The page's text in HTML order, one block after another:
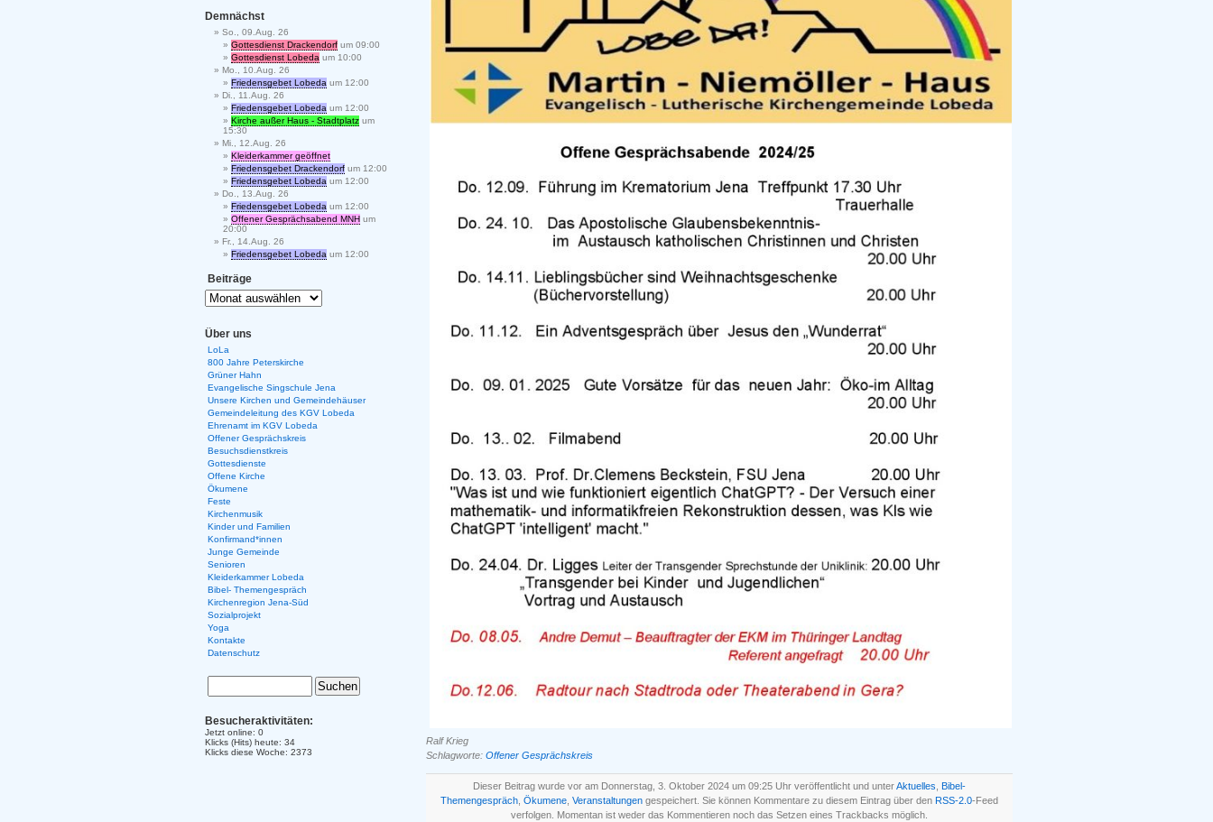
Ralf Krieg
Schlagworte: Offener Gesprächskreis
Dieser Beitrag wurde vor am Donnerstag, 3. Oktober 2024 um 09:25 Uhr veröffentlicht und unterAktuelles Bibel-
Themengespräch Ökumene Veranstaltungen gespeichert. Sie können Kommentare zu diesem Eintrag über den RSS-2.0-Feed
verfolgen. Momentan ist weder das Kommentieren noch das Setzen eines Trackbacks möglich.
Demnächst
So., 09.Aug. 26
Gottesdienst Drackendorf um 09:00
Gottesdienst Lobeda um 10:00
Mo., 10.Aug. 26
Friedensgebet Lobeda um 12:00
Di., 11.Aug. 26
Friedensgebet Lobeda um 12:00
Kirche außer Haus - Stadtplatz um
15:30
Mi., 12.Aug. 26
Kleiderkammer geöffnet
Friedensgebet Drackendorf um 12:00
Friedensgebet Lobeda um 12:00
Do., 13.Aug. 26
Friedensgebet Lobeda um 12:00
Offener Gesprächsabend MNH um
20:00
Fr., 14.Aug. 26
Friedensgebet Lobeda um 12:00
Beiträge
Über uns
LoLa
800 Jahre Peterskirche
Grüner Hahn
Evangelische Singschule Jena
Unsere Kirchen und Gemeindehäuser
Gemeindeleitung des KGV Lobeda
Ehrenamt im KGV Lobeda
Offener Gesprächskreis
Besuchsdienstkreis
Gottesdienste
Offene Kirche
Ökumene
Feste
Kirchenmusik
Kinder und Familien
Konfirmand*innen
Junge Gemeinde
Senioren
Kleiderkammer Lobeda
Bibel- Themengespräch
Kirchenregion Jena-Süd
Sozialprojekt
Yoga
Kontakte
Datenschutz
Besucheraktivitäten:
Jetzt online: 0
Klicks (Hits) heute: 34
Klicks diese Woche: 2373